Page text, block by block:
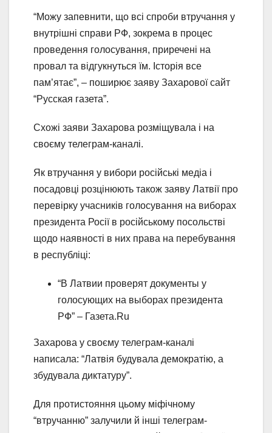
“Можу запевнити, що всі спроби втручання у
внутрішні справи РФ, зокрема в процес
проведення голосування, приречені на
провал та відгукнуться їм. Історія все
пам’ятає”, – поширює заяву Захарової сайт
“Русская газета”.
Схожі заяви Захарова розміщувала і на
своєму телеграм-каналі.
Як втручання у вибори російські медіа і
посадовці розцінюють також заяву Латвії про
перевірку учасників голосування на виборах
президента Росії в російському посольстві
щодо наявності в них права на перебування
в республіці:
“В Латвии проверят документы у
голосующих на выборах президента
РФ” – Газета.Ru
Захарова у своєму телеграм-каналі
написала: “Латвія будувала демократію, а
збудувала диктатуру”.
Для протистояння цьому міфічному
“втручанню” залучили й інші телеграм-